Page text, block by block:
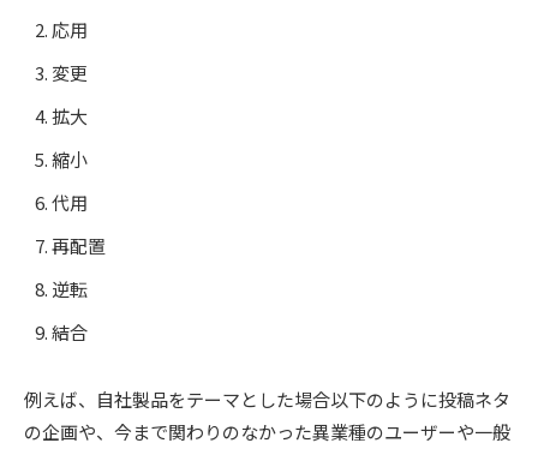
応用
変更
拡大
縮小
代用
再配置
逆転
結合
例えば、自社製品をテーマとした場合以下のように投稿ネタ
の企画や、今まで関わりのなかった異業種のユーザーや一般